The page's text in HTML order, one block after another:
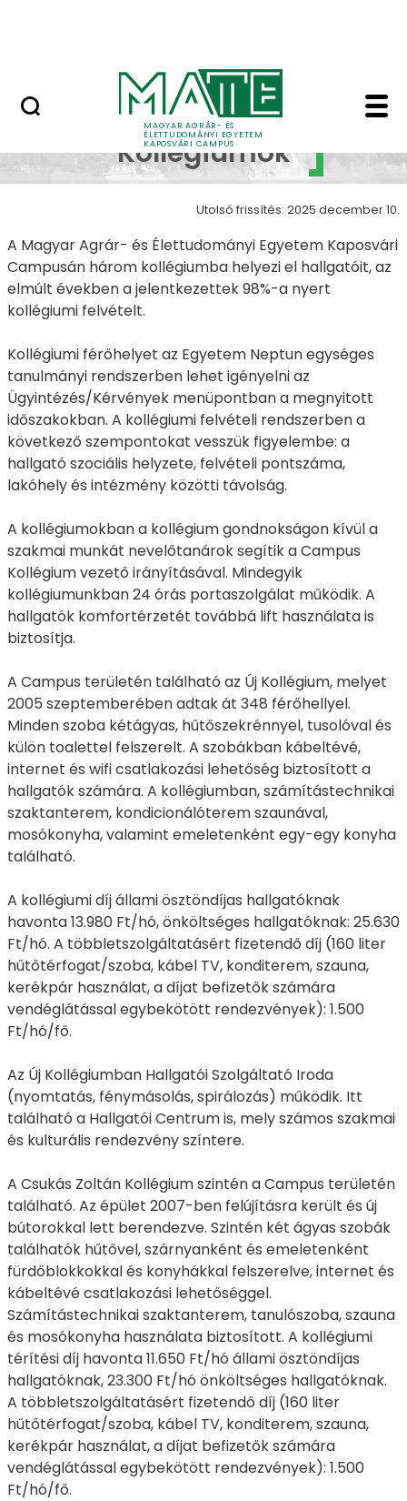
MAGYAR AGRÁR- ÉS
ÉLETTUDOMÁNYI EGYETEM
KAPOSVÁRI CAMPUS
Kollégiumok -
Campus
Kollégiumok
Utolsó frissítés: 2025 december 10.
A Magyar Agrár- és Élettudományi Egyetem Kaposvári
Campusán három kollégiumba helyezi el hallgatóit, az
elmúlt években a jelentkezettek 98%-a nyert
kollégiumi felvételt.
Kollégiumi férőhelyet az Egyetem Neptun egységes
tanulmányi rendszerben lehet igényelni az
Ügyintézés/Kérvények menüpontban a megnyitott
időszakokban. A kollégiumi felvételi rendszerben a
következő szempontokat vesszük figyelembe: a
hallgató szociális helyzete, felvételi pontszáma,
lakóhely és intézmény közötti távolság.
A kollégiumokban a kollégium gondnokságon kívül a
szakmai munkát nevelőtanárok segítik a Campus
Kollégium vezető irányításával. Mindegyik
kollégiumunkban 24 órás portaszolgálat működik. A
hallgatók komfortérzetét továbbá lift használata is
biztosítja.
A Campus területén található az Új Kollégium, melyet
2005 szeptemberében adtak át 348 férőhellyel.
Minden szoba kétágyas, hűtőszekrénnyel, tusolóval és
külön toalettel felszerelt. A szobákban kábeltévé,
internet és wifi csatlakozási lehetőség biztosított a
hallgatók számára. A kollégiumban, számítástechnikai
szaktanterem, kondicionálóterem szaunával,
mosókonyha, valamint emeletenként egy-egy konyha
található.
A kollégiumi díj állami ösztöndíjas hallgatóknak
havonta 13.980 Ft/hó, önköltséges hallgatóknak: 25.630
Ft/hó. A többletszolgáltatásért fizetendő díj (160 liter
hűtőtérfogat/szoba, kábel TV, konditerem, szauna,
kerékpár használat, a díjat befizetők számára
vendéglátással egybekötött rendezvények): 1.500
Ft/hó/fő.
Az Új Kollégiumban Hallgatói Szolgáltató Iroda
(nyomtatás, fénymásolás, spirálozás) működik. Itt
található a Hallgatói Centrum is, mely számos szakmai
és kulturális rendezvény színtere.
A Csukás Zoltán Kollégium szintén a Campus területén
található. Az épület 2007-ben felújításra került és új
bútorokkal lett berendezve. Szintén két ágyas szobák
találhatók hűtővel, szárnyanként és emeletenként
fürdőblokkokkal és konyhákkal felszerelve, internet és
kábeltévé csatlakozási lehetőséggel.
Számítástechnikai szaktanterem, tanulószoba, szauna
és mosókonyha használata biztosított. A kollégiumi
térítési díj havonta 11.650 Ft/hó állami ösztöndíjas
hallgatóknak, 23.300 Ft/hó önköltséges hallgatóknak.
A többletszolgáltatásért fizetendő díj (160 liter
hűtőtérfogat/szoba, kábel TV, konditerem, szauna,
kerékpár használat, a díjat befizetők számára
vendéglátással egybekötött rendezvények): 1.500
Ft/hó/fő.